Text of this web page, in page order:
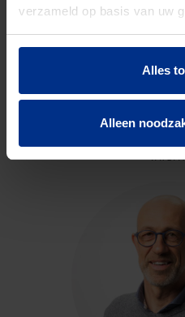
verzameld op basis van uw
Alles
Alleen